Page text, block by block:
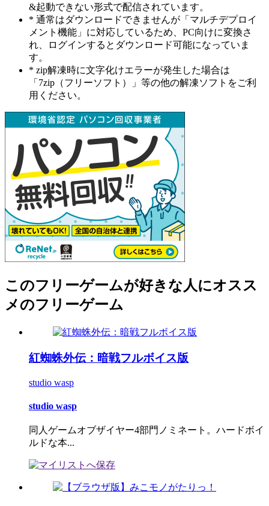
&起動できない形式で配信されています。
* 通常はダウンロードできませんが「マルチデプロイ
メント機能」に対応しているため、PC向けに変換さ
れ、ログインするとダウンロード可能になっていま
す。
* zip解凍時に文字化けエラーが発生した場合は
「7zip（フリーソフト）」等の他の解凍ソフトをご利
用ください。
このフリーゲームが好きな人にオスス
メのフリーゲーム
紅蜘蛛外伝：暗戦フルボイス版
studio wasp
studio wasp
同人ゲームオブザイヤー4部門ノミネート。ハードボイ
ルドな本...